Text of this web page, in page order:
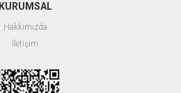
KURUMSAL
Hakkımızda
İletişim